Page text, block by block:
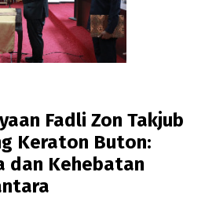
Fadli Zon Takjub
Keraton Buton:
dan Kehebatan